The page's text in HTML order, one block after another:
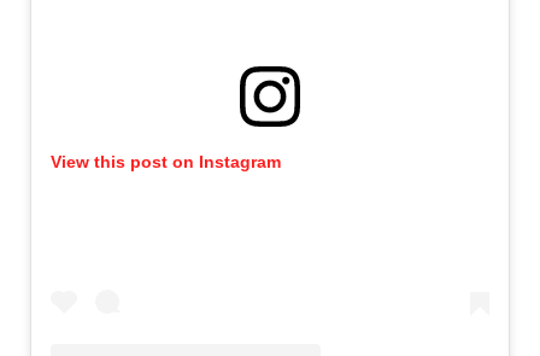
View this post on Instagram